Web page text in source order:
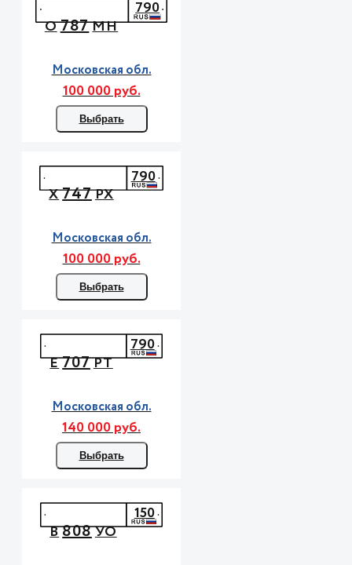
О787МН
790
Московская обл.
100 000 руб.
Выбрать
Х747РХ
790
Московская обл.
100 000 руб.
Выбрать
Е707РТ
790
Московская обл.
140 000 руб.
Выбрать
В808УО
150